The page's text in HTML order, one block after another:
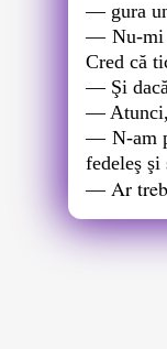
― gura
― Nu-mi
Cred că
― Şi
― Atunci,
― N-am
fedeleş şi
― Ar